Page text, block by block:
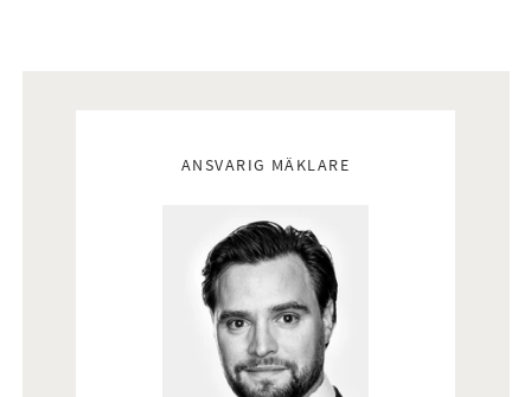
ANSVARIG MÄKLARE